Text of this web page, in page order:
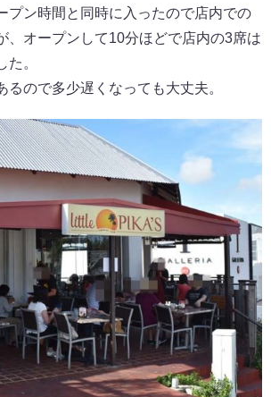
プン時間と同時に入ったので店内での
、オープンして10分ほどで店内の3席は
。
るので多少遅くなっても大丈夫。